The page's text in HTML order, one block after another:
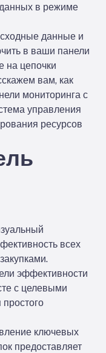
в режиме
данные и
в ваши панели
на цепочки
вам, как
мониторинга с
управления
ресурсов
всех
эффективности
с целевыми
ключевых
предоставляет